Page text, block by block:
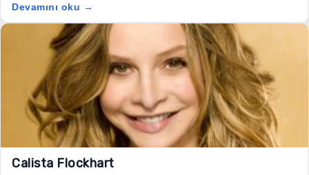
Devamını oku →
Calista Flockhart